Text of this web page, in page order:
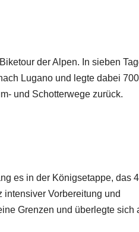
der Alpen. In sieben
Lugano und legte dabei 700
und Schotterwege zurück.
es in der Königsetappe, das
intensiver Vorbereitung und
Grenzen und überlegte sich